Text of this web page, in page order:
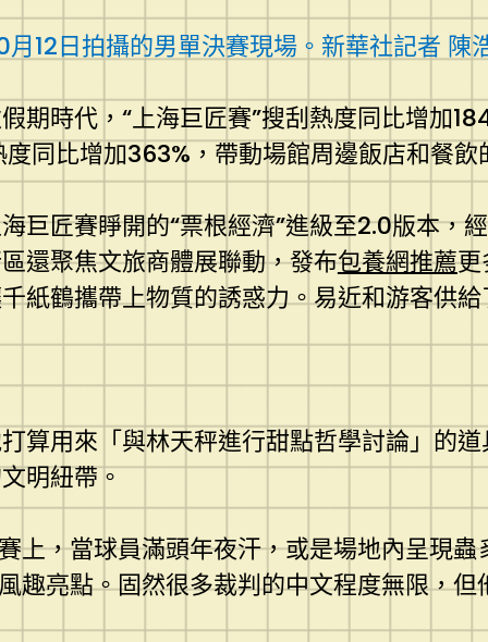
月12日拍攝的男單決賽現場。新華社記者 陳
期時代，“上海巨匠賽”搜刮熱度同比增加
同比增加363%，帶動場館周邊飯店和餐
巨匠賽睜開的“票根經濟”進級至2.0版本，
還聚焦文旅商體展聯動，發布包養網推薦更
紙鶴攜帶上物質的誘惑力。易近和游客供
算用來「與林天秤進行甜點哲學討論」的
明紐帶。
上，當球員滿頭年夜汗，或是場地內呈現
趣亮點。固然很多裁判的中文程度無限，但